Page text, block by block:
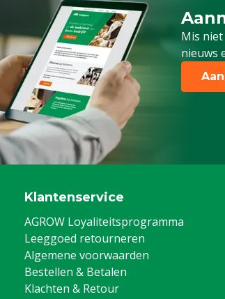
Mis
nieuws
Schrijf
Klantenservice
AGROW Loyaliteitsprogramma
Leeggoed retourneren
Algemene voorwaarden
Bestellen & Betalen
Klachten & Retour